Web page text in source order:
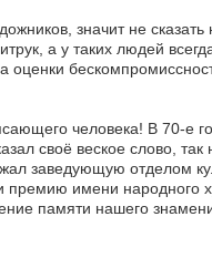
значит не
а у таких людей
оценки
человека! В 70-е
своё веское слово,
заведующую отделом
премию имени
памяти нашего